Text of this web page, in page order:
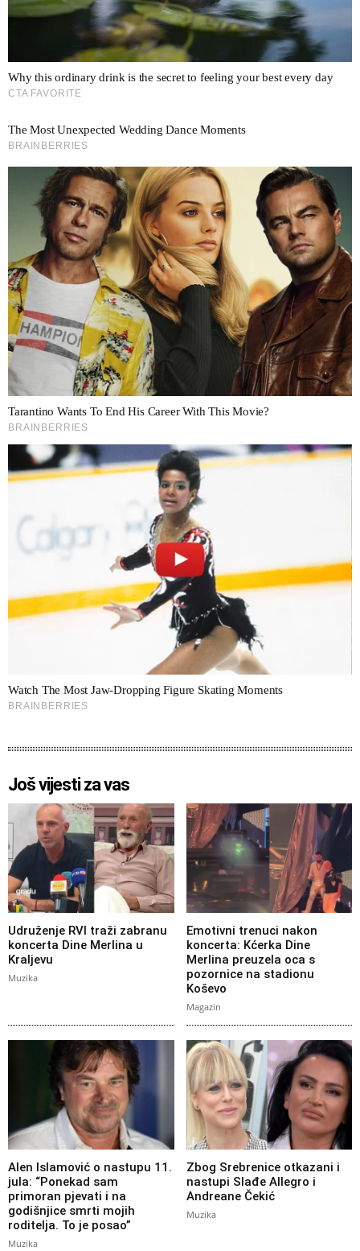
Još vijesti za vas
Udruženje RVI traži zabranu
koncerta Dine Merlina u
Kraljevu
Muzika
Emotivni trenuci nakon
koncerta: Kćerka Dine
Merlina preuzela oca s
pozornice na stadionu
Koševo
Magazin
Alen Islamović o nastupu 11.
jula: “Ponekad sam
primoran pjevati i na
godišnjice smrti mojih
roditelja. To je posao”
Muzika
Zbog Srebrenice otkazani i
nastupi Slađe Allegro i
Andreane Čekić
Muzika